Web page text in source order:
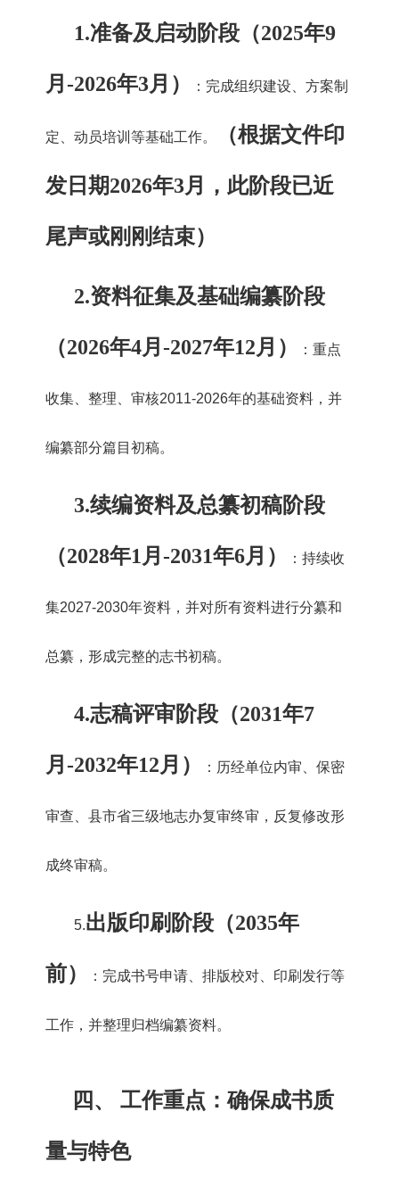
1.准备及启动阶段（2025年9
月-2026年3月） ：完成组织建设、方案制
定、动员培训等基础工作。 （根据文件印
发日期2026年3月，此阶段已近
尾声或刚刚结束）
2.资料征集及基础编纂阶段
（2026年4月-2027年12月） ：重点
收集、整理、审核2011-2026年的基础资料，并
编纂部分篇目初稿。
3.续编资料及总纂初稿阶段
（2028年1月-2031年6月） ：持续收
集2027-2030年资料，并对所有资料进行分纂和
总纂，形成完整的志书初稿。
4.志稿评审阶段（2031年7
月-2032年12月） ：历经单位内审、保密
审查、县市省三级地志办复审终审，反复修改形
成终审稿。
5.出版印刷阶段（2035年
前） ：完成书号申请、排版校对、印刷发行等
工作，并整理归档编纂资料。
四、 工作重点：确保成书质
量与特色